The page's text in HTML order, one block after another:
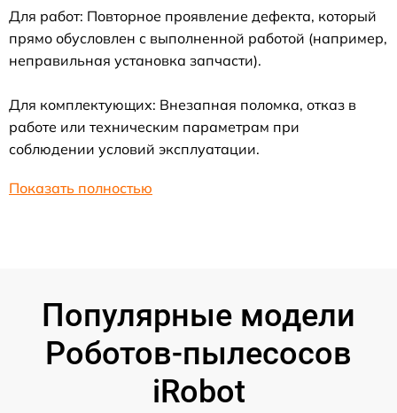
Для работ: Повторное проявление дефекта, который
прямо обусловлен с выполненной работой (например,
неправильная установка запчасти).
Для комплектующих: Внезапная поломка, отказ в
работе или техническим параметрам при
соблюдении условий эксплуатации.
Показать полностью
Популярные модели
Роботов-пылесосов
iRobot